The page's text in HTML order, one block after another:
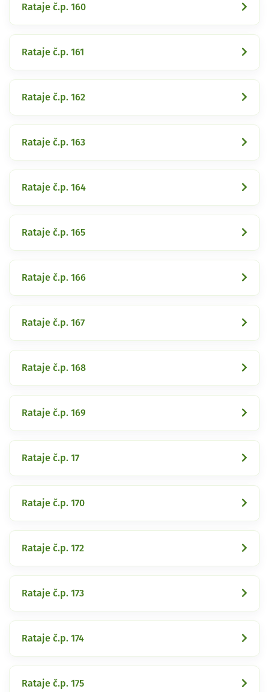
Rataje č.p. 160
Rataje č.p. 161
Rataje č.p. 162
Rataje č.p. 163
Rataje č.p. 164
Rataje č.p. 165
Rataje č.p. 166
Rataje č.p. 167
Rataje č.p. 168
Rataje č.p. 169
Rataje č.p. 17
Rataje č.p. 170
Rataje č.p. 172
Rataje č.p. 173
Rataje č.p. 174
Rataje č.p. 175